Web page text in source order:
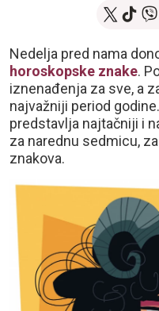
Nedelja pred nama
horoskopske znake.
iznenađenja za sve, a
najvažniji period
predstavlja najtačniji i
za narednu sedmicu,
znakova.